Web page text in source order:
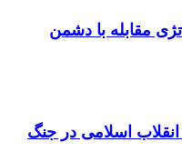
مقابله با دشمن
اسلامی در جنگ